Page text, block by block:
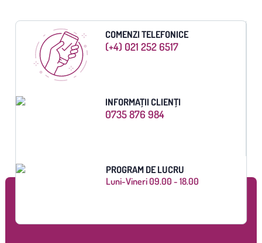
COMENZI TELEFONICE
(+4) 021 252 6517
INFORMAȚII CLIENȚI
0735 876 984
PROGRAM DE LUCRU
Luni-Vineri 09.00 - 18.00